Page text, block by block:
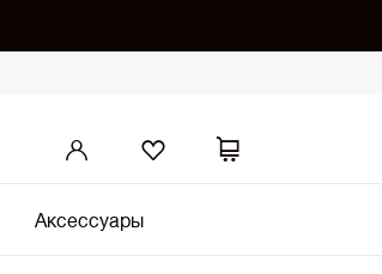
Аксессуары